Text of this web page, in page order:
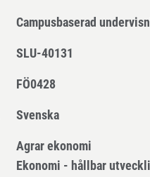
Campusbaserad
SLU-40131
FÖ0428
Svenska
Agrar ekonomi
Ekonomi - hållbar